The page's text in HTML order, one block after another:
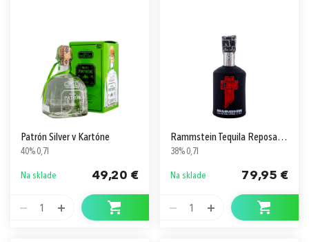
Patrón Silver v Kartóne
40% 0,7l
Na sklade 49,20 €
1
Rammstein Tequila Reposado v Koženom Obale
38% 0,7l
Na sklade 79,95 €
1